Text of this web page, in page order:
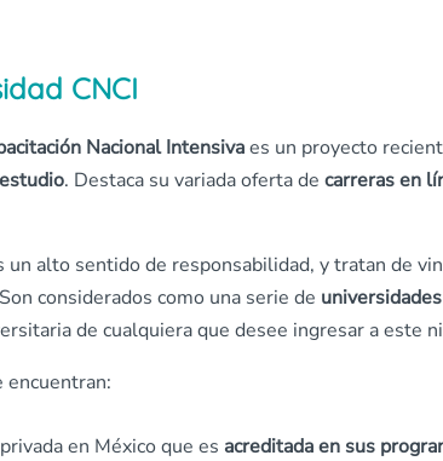
CNCI
Nacional Intensivaes un proyecto
. Destaca su variada oferta de carreras en
alto sentido de responsabilidad, y tratan de
considerados como una serie de
de cualquiera que desee ingresar a este
encuentran:
en México que es acreditada en sus